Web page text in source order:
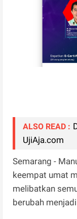
ALSO READ :
UjiAja.com
Semarang -
keempat umat
melibatkan
berubah